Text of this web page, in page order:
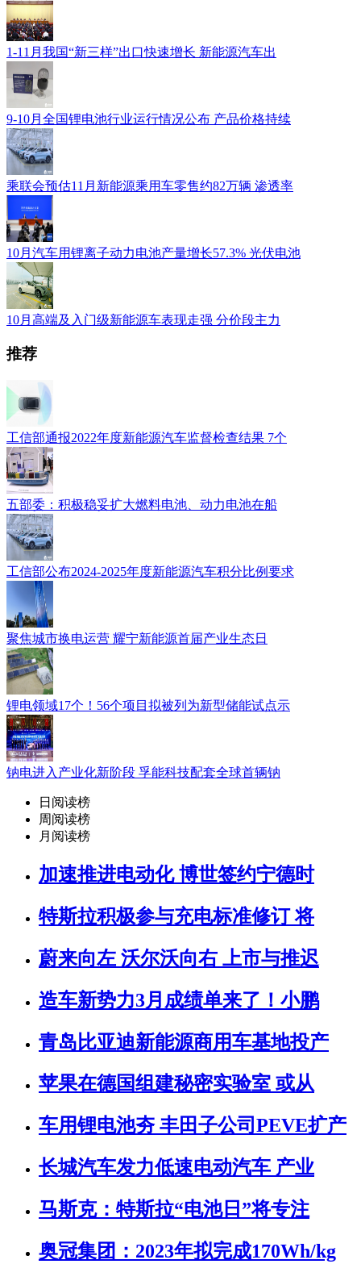
1-11月我国“新三样”出口快速增长 新能源汽车出
9-10月全国锂电池行业运行情况公布 产品价格持续
乘联会预估11月新能源乘用车零售约82万辆 渗透率
10月汽车用锂离子动力电池产量增长57.3% 光伏电池
10月高端及入门级新能源车表现走强 分价段主力
推荐
工信部通报2022年度新能源汽车监督检查结果 7个
五部委：积极稳妥扩大燃料电池、动力电池在船
工信部公布2024-2025年度新能源汽车积分比例要求
​聚焦城市换电运营 耀宁新能源首届产业生态日
锂电领域17个！56个项目拟被列为新型储能试点示
钠电进入产业化新阶段 孚能科技配套全球首辆钠
日阅读榜
周阅读榜
月阅读榜
加速推进电动化 博世签约宁德时
特斯拉积极参与充电标准修订 将
蔚来向左 沃尔沃向右 上市与推迟
造车新势力3月成绩单来了！小鹏
青岛比亚迪新能源商用车基地投产
苹果在德国组建秘密实验室 或从
车用锂电池夯 丰田子公司PEVE扩产
长城汽车发力低速电动汽车 产业
马斯克：特斯拉“电池日”将专注
奥冠集团：2023年拟完成170Wh/kg